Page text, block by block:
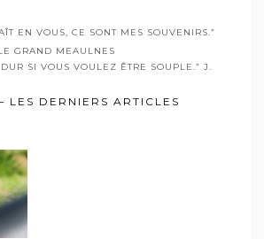
EN VOUS, CE SONT MES SOUVENIRS.”
GRAND MEAULNES
SI VOUS VOULEZ ÊTRE SOUPLE.” J.
LES DERNIERS ARTICLES